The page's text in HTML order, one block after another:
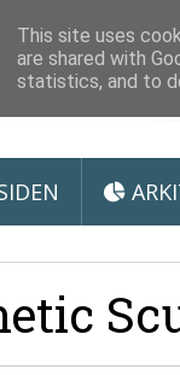
This site uses
are shared with
statistics, and to